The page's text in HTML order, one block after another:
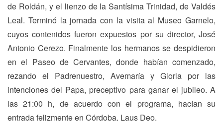
de Roldán, y el lienzo de la Santísima Trinidad, de Valdés
Leal. Terminó la jornada con la visita al Museo Garnelo,
cuyos contenidos fueron expuestos por su director, José
Antonio Cerezo. Finalmente los hermanos se despidieron
en el Paseo de Cervantes, donde habían comenzado,
rezando el Padrenuestro, Avemaría y Gloria por las
intenciones del Papa, preceptivo para ganar el jubileo. A
las 21:00 h, de acuerdo con el programa, hacían su
entrada felizmente en Córdoba. Laus Deo.